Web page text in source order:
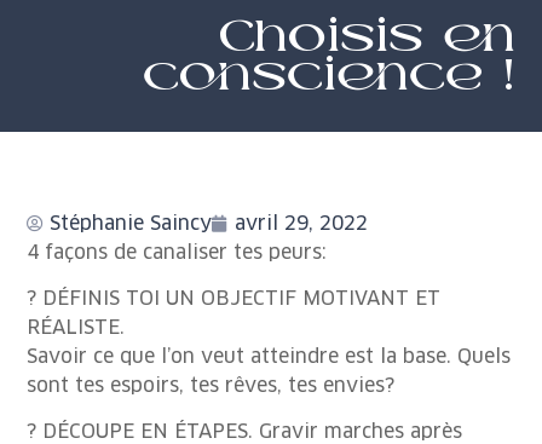
Choisis en
conscience !
Stéphanie Saincy
avril 29, 2022
4 façons de canaliser tes peurs:
? DÉFINIS TOI UN OBJECTIF MOTIVANT ET
RÉALISTE.
Savoir ce que l’on veut atteindre est la base. Quels
sont tes espoirs, tes rêves, tes envies?
? DÉCOUPE EN ÉTAPES. Gravir marches après